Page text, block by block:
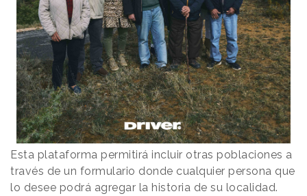
Esta plataforma permitirá incluir otras poblaciones a
través de un formulario donde cualquier persona que
lo desee podrá agregar la historia de su localidad.